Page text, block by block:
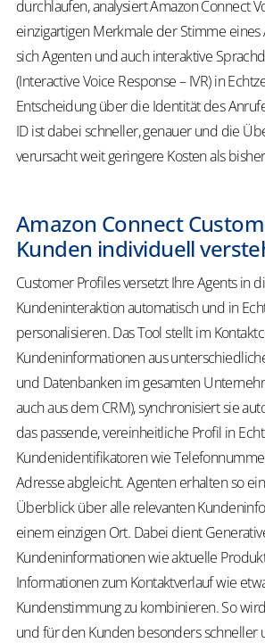
durchlaufen, analysiert Amazon Connect
einzigartigen Merkmale der Stimme eines
sich Agenten und auch interaktive
(Interactive Voice Response – IVR) in
Entscheidung über die Identität des
ID ist dabei schneller, genauer und die
verursacht weit geringere Kosten als
Amazon Connect
Kunden individuell
Customer Profiles versetzt Ihre Agents in
Kundeninteraktion automatisch und in
personalisieren. Das Tool stellt im
Kundeninformationen aus
und Datenbanken im gesamten
auch aus dem CRM), synchronisiert sie
das passende, vereinheitliche Profil in
Kundenidentifikatoren wie
Adresse abgleicht. Agenten erhalten so
Überblick über alle relevanten
einem einzigen Ort. Dabei dient
Kundeninformationen wie aktuelle
Informationen zum Kontaktverlauf wie
Kundenstimmung zu kombinieren. So
und für den Kunden besonders schneller